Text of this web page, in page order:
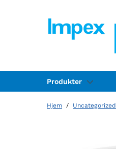
Produkter
Hjem / Uncategorized